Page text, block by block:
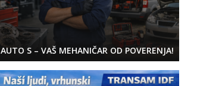
AUTO S – VAŠ MEHANIČAR OD POVERENJA!